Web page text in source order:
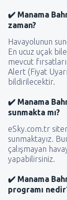
✔️ Manama
zaman?
Havayolunun
En ucuz uçak
mevcut
Alert (Fiyat
bildirilecektir.
✔️ Manama
sunmakta mı?
eSky.com.tr
sunmaktayız.
çalışmayan
yapabilirsiniz.
✔️ Manama
programı